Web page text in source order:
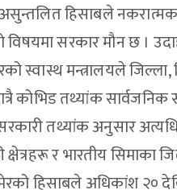
असुन्तलित हिसाबले
विषयमा सरकार मौन छ ।
स्वास्थ मन्त्रालयले जिल्ला,
कोभिड तथ्यांक सार्वजनिक
तथ्यांक अनुसार
र भारतीय सिमाका
हिसाबले अधिकांश २०